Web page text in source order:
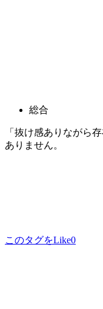
総合
「抜け感ありながら
ありません。
このタグをLike0